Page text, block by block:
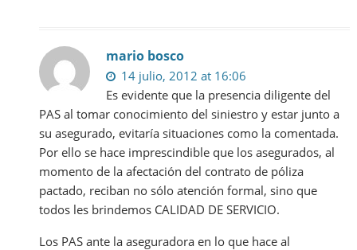
mario bosco
14 julio, 2012 at 16:06
Es evidente que la presencia diligente del
PAS al tomar conocimiento del siniestro y estar junto a
su asegurado, evitaría situaciones como la comentada.
Por ello se hace imprescindible que los asegurados, al
momento de la afectación del contrato de póliza
pactado, reciban no sólo atención formal, sino que
todos les brindemos CALIDAD DE SERVICIO.
Los PAS ante la aseguradora en lo que hace al